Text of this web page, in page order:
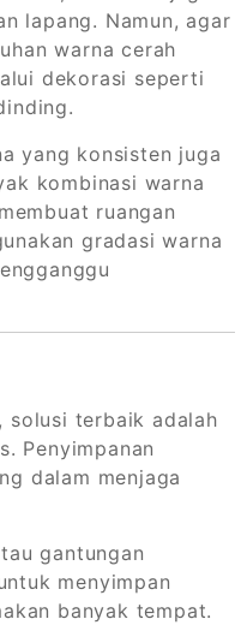
lapang. Namun, agar
warna cerah
dekorasi seperti
yang konsisten juga
kombinasi warna
ruangan
gradasi warna
solusi terbaik adalah
Penyimpanan
dalam menjaga
gantungan
menyimpan
banyak tempat.